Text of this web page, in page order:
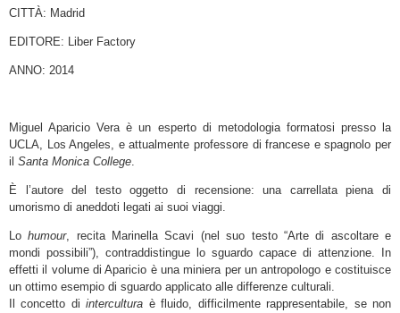
CITTÀ: Madrid
EDITORE: Liber Factory
ANNO: 2014
Miguel Aparicio Vera è un esperto di metodologia formatosi presso la
UCLA, Los Angeles, e attualmente professore di francese e spagnolo per
il Santa Monica College.
È l’autore del testo oggetto di recensione: una carrellata piena di
umorismo di aneddoti legati ai suoi viaggi.
Lohumour, recita Marinella Scavi (nel suo testo “Arte di ascoltare e
mondi possibili”), contraddistingue lo sguardo capace di attenzione. In
effetti il volume di Aparicio è una miniera per un antropologo e costituisce
un ottimo esempio di sguardo applicato alle differenze culturali.
Il concetto diintercultura è fluido, difficilmente rappresentabile, se non